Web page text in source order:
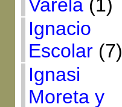
Varela(1)
Ignacio
Escolar(7)
Ignasi
Moreta y